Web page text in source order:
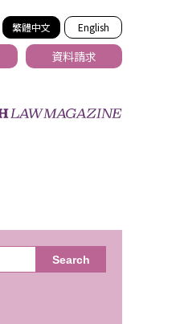
繁體中文 English
資料請求
Search